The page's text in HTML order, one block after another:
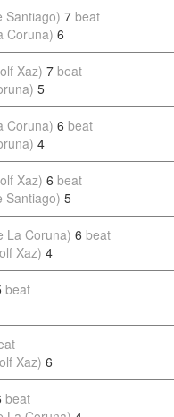
Santiago) 7 beat
Coruna) 6
Xaz) 7 beat
5
Coruna) 6 beat
4
Xaz) 6 beat
Santiago) 5
La Coruna) 6 beat
Xaz) 4
beat
Xaz) 6
beat